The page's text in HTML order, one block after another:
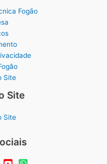
Fogão
Site
Site
Site